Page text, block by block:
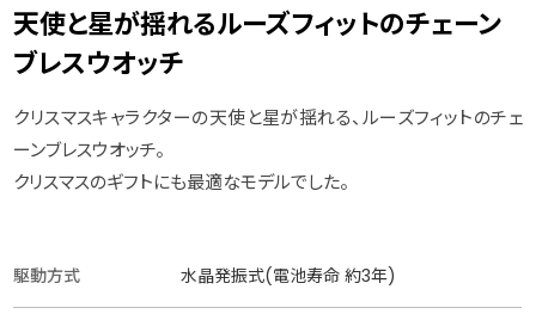
天使と星が揺れるルーズフィットのチェーン
ブレスウオッチ
クリスマスキャラクターの天使と星が揺れる、ルーズフィットのチェ
ーンブレスウオッチ。
クリスマスのギフトにも最適なモデルでした。
駆動方式 水晶発振式(電池寿命 約3年)